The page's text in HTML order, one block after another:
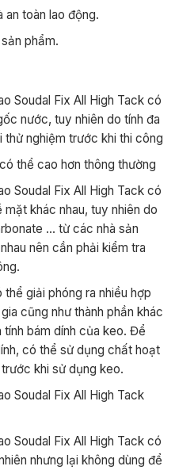
an toàn lao động.
phẩm.
Soudal Fix All High Tack có
nước, tuy nhiên do tính đa
nghiệm trước khi thi công
thể cao hơn thông thường
Soudal Fix All High Tack có
khác nhau, tuy nhiên do
… từ các nhà sản
nên cần phải kiểm tra
giải phóng ra nhiều hợp
cũng như thành phần khác
bám dính của keo. Để
có thể sử dụng chất hoạt
khi sử dụng keo.
Soudal Fix All High Tack
Soudal Fix All High Tack có
nhưng lại không dùng để